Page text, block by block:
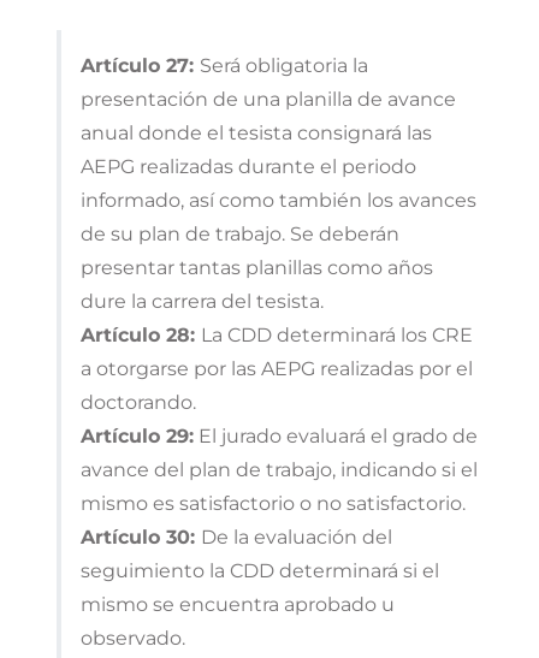
Artículo 27: Será obligatoria la
presentación de una planilla de avance
anual donde el tesista consignará las
AEPG realizadas durante el periodo
informado, así como también los avances
de su plan de trabajo. Se deberán
presentar tantas planillas como años
dure la carrera del tesista.
Artículo 28: La CDD determinará los CRE
a otorgarse por las AEPG realizadas por el
doctorando.
Artículo 29: El jurado evaluará el grado de
avance del plan de trabajo, indicando si el
mismo es satisfactorio o no satisfactorio.
Artículo 30: De la evaluación del
seguimiento la CDD determinará si el
mismo se encuentra aprobado u
observado.